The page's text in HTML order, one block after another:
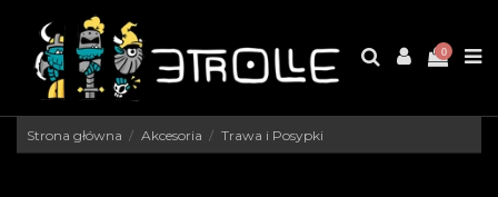
0
Strona główna Akcesoria Trawa i Posypki